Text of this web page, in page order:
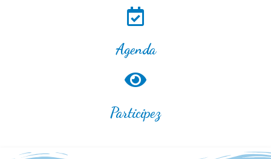
Agenda
Participez